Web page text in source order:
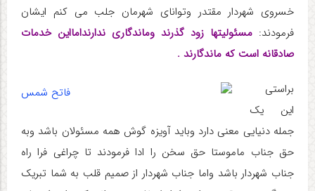
خسروی شهردار مقتدر وتوانای شهرمان جلب می کنم ایشان
فرمودند: مسئولیتها زود گذرند وماندگاری ندارندامااین خدمات
صادقانه است که ماندگارند .
براستی
این یک
جمله دنیایی معنی دارد وباید آویزه گوش همه مسئولان باشد وبه
حق جناب ماموستا حق سخن را ادا فرمودند تا چراغی فرا راه
جناب شهردار باشد واما جناب شهردار از صمیم قلب به شما تبریک